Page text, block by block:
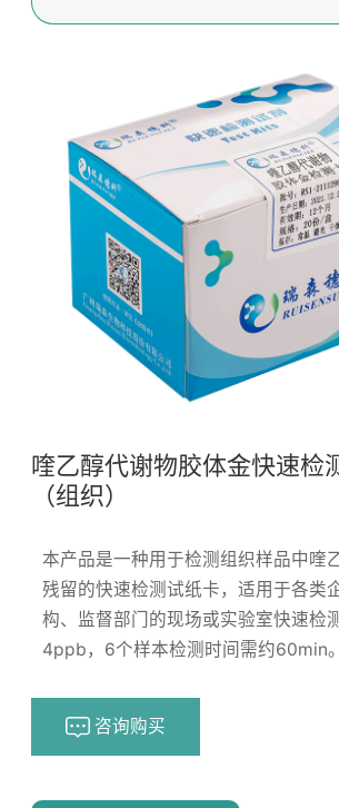
喹乙醇代谢物胶体金快速检
（组织）
本产品是一种用于检测组织样品中喹
残留的快速检测试纸卡，适用于各类
构、监督部门的现场或实验室快速检
4ppb，6个样本检测时间需约60min。
咨询购买